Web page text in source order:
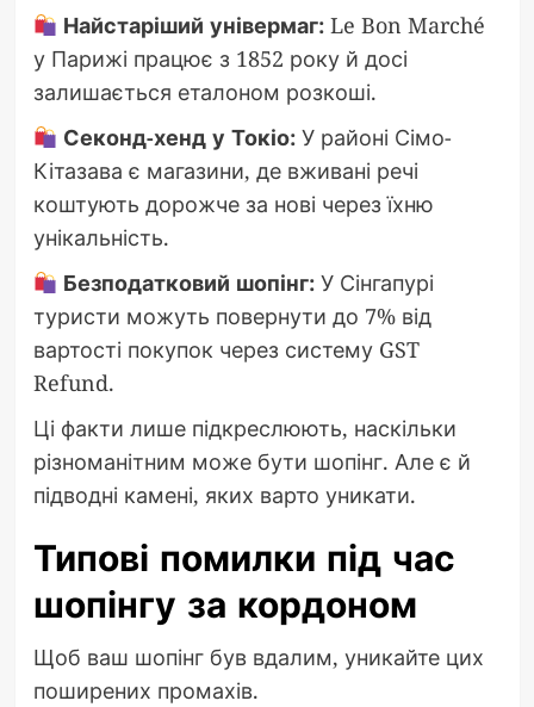
Найстаріший універмаг: Le Bon Marché
у Парижі працює з 1852 року й досі
залишається еталоном розкоші.
Секонд-хенд у Токіо: У районі Сімо-
Кітазава є магазини, де вживані речі
коштують дорожче за нові через їхню
унікальність.
Безподатковий шопінг: У Сінгапурі
туристи можуть повернути до 7% від
вартості покупок через систему GST
Refund.
Ці факти лише підкреслюють, наскільки
різноманітним може бути шопінг. Але є й
підводні камені, яких варто уникати.
Типові помилки під час
шопінгу за кордоном
Щоб ваш шопінг був вдалим, уникайте цих
поширених промахів.